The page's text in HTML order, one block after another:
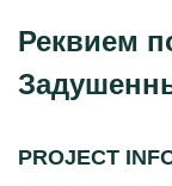
Реквием
PROJECT